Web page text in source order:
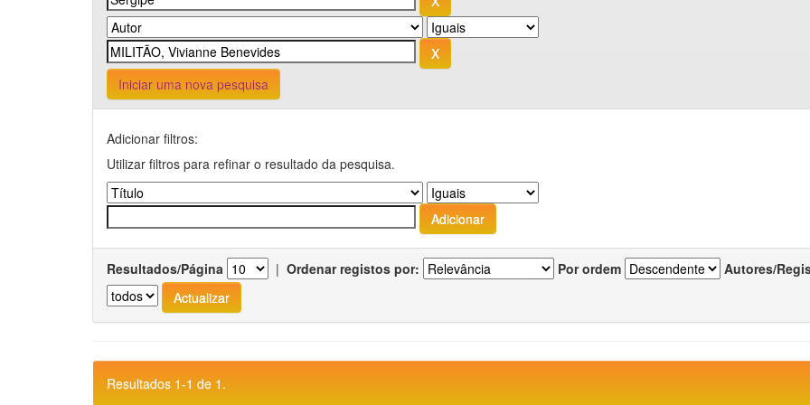
Iniciar uma nova pesquisa
Adicionar filtros:
Utilizar filtros para refinar o resultado da pesquisa.
Resultados/Página | Ordenar registos por: Por ordem Autores/
Resultados 1-1 de 1.